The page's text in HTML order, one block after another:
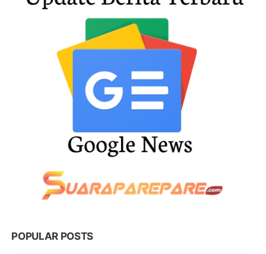
POPULAR POSTS